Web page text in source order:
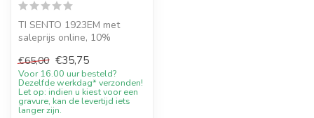
TI SENTO 1923EM met
saleprijs online, 10%
bij Juwelier...
€65,00 €35,75
Voor 16.00 uur besteld?
Dezelfde werkdag* verzonden!
Let op: indien u kiest voor een
gravure, kan de levertijd iets
langer zijn.